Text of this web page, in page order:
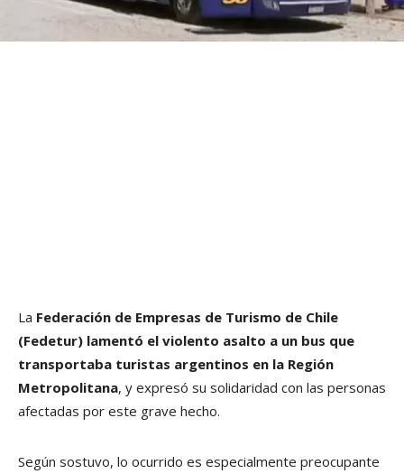
La Federación de Empresas de Turismo de Chile
(Fedetur) lamentó el violento asalto a un bus que
transportaba turistas argentinos en la Región
Metropolitana, y expresó su solidaridad con las personas
afectadas por este grave hecho.
Según sostuvo, lo ocurrido es especialmente preocupante